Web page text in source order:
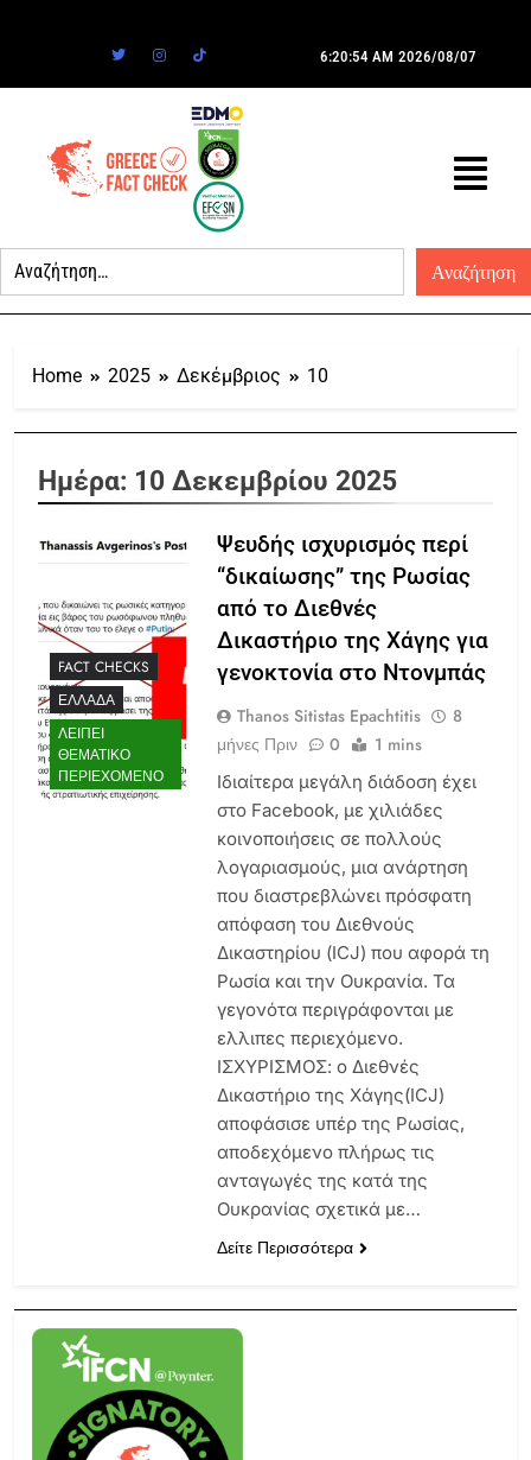
6:20:54 AM 2026/08/07
Home 2025 Δεκέμβριος 10
Ημέρα: 10 Δεκεμβρίου 2025
FACT CHECKS
ΕΛΛΆΔΑ
ΛΕΊΠΕΙ
ΘΕΜΑΤΙΚΌ
ΠΕΡΙΕΧΌΜΕΝΟ
Ψευδής ισχυρισμός περί
“δικαίωσης” της Ρωσίας
από το Διεθνές
Δικαστήριο της Χάγης για
γενοκτονία στο Ντονμπάς
Thanos Sitistas Epachtitis
8
μήνες Πριν
0 1 mins
Ιδιαίτερα μεγάλη διάδοση έχει
στο Facebook, με χιλιάδες
κοινοποιήσεις σε πολλούς
λογαριασμούς, μια ανάρτηση
που διαστρεβλώνει πρόσφατη
απόφαση του Διεθνούς
Δικαστηρίου (ICJ) που αφορά τη
Ρωσία και την Ουκρανία. Τα
γεγονότα περιγράφονται με
ελλιπες περιεχόμενο.
ΙΣΧΥΡΙΣΜΟΣ: ο Διεθνές
Δικαστήριο της Χάγης(ICJ)
αποφάσισε υπέρ της Ρωσίας,
αποδεχόμενο πλήρως τις
ανταγωγές της κατά της
Ουκρανίας σχετικά με…
Δείτε Περισσότερα